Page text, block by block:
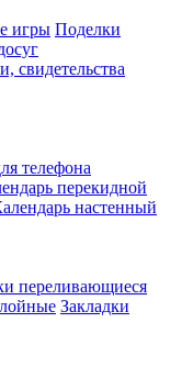
игры Поделки
свидетельства
телефона
перекидной
настенный
переливающиеся
Закладки